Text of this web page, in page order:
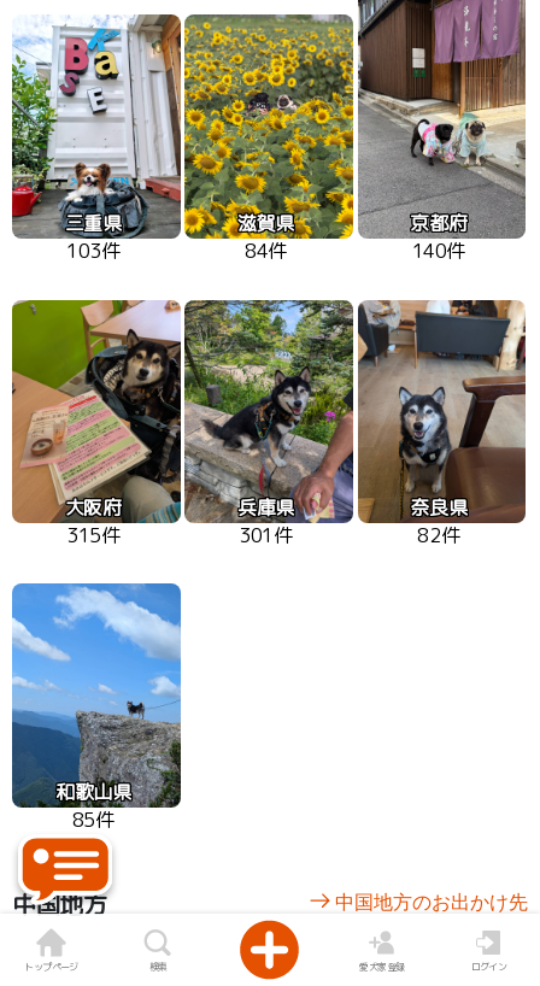
三重県
103件
滋賀県
84件
京都府
140件
大阪府
315件
兵庫県
301件
奈良県
82件
和歌山県
85件
中国地方 中国地方のお出かけ先
トップページ 検索 愛犬家登録 ログイン